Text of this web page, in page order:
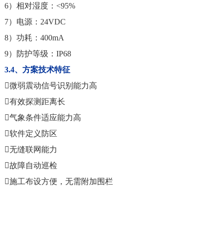
6）相对湿度：<95%
7）电源：24VDC
8）功耗：400mA
9）防护等级：IP68
3.4、方案技术特征
微弱震动信号识别能力高
有效探测距离长
气象条件适应能力高
软件定义防区
无缝联网能力
故障自动巡检
施工布设方便，无需附加围栏